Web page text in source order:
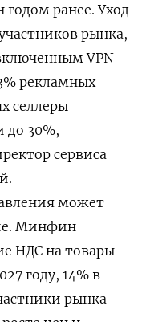
годом ранее. Уход
рынка,
VPN
рекламных
селлеры
до 30%,
сервиса
может
Минфин
НДС на товары
году, 14% в
рынка